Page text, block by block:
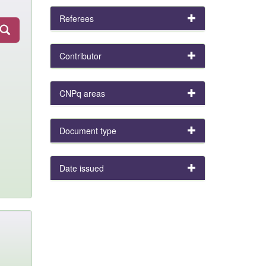
Referees
Contributor
CNPq areas
Document type
Date issued